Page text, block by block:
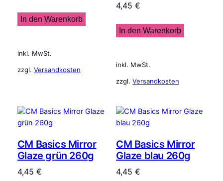
In den Warenkorb
inkl. MwSt.
zzgl. Versandkosten
4,45€
In den Warenkorb
inkl. MwSt.
zzgl.Versandkosten
CM Basics Mirror
Glaze grün 260g
4,45 €
CM Basics Mirror
Glaze blau 260g
4,45€